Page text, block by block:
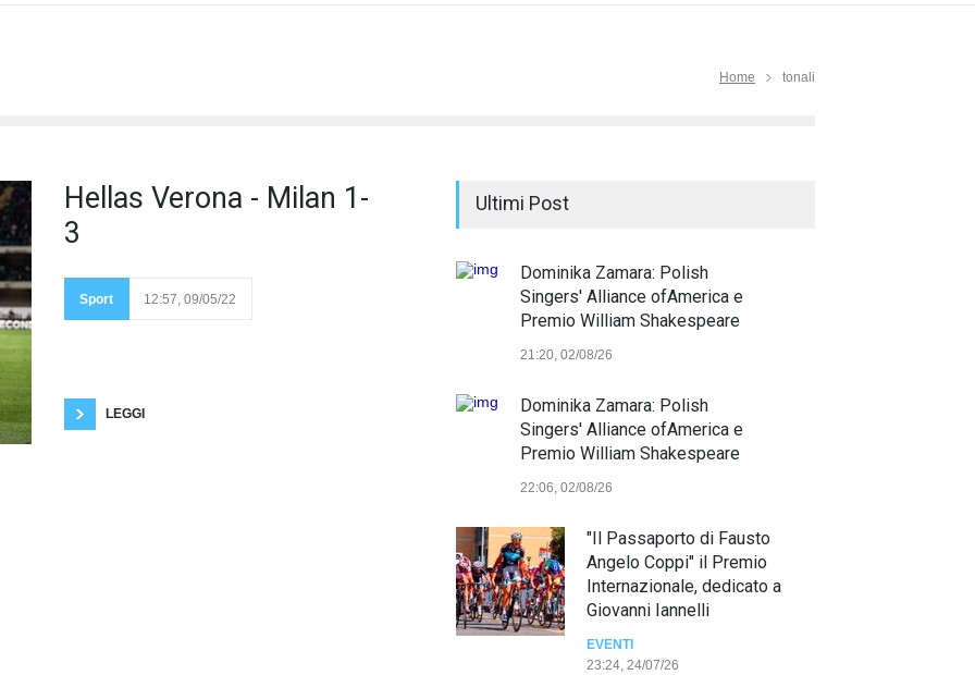
Home tonali
Hellas Verona - Milan 1-
3
Sport 12:57, 09/05/22
LEGGI
Ultimi Post
Dominika Zamara: Polish
Singers' Alliance ofAmerica e
Premio William Shakespeare
21:20, 02/08/26
Dominika Zamara: Polish
Singers' Alliance ofAmerica e
Premio William Shakespeare
22:06, 02/08/26
"Il Passaporto di Fausto
Angelo Coppi" il Premio
Internazionale, dedicato a
Giovanni Iannelli
EVENTI
23:24, 24/07/26